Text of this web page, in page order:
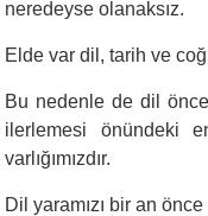
neredeyse olanaksız.
Elde var dil, tarih ve
Bu nedenle de dil
ilerlemesi önündeki
varlığımızdır.
Dil yaramızı bir an